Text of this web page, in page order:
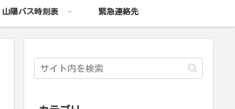
山陽バス時刻表 緊急連絡先